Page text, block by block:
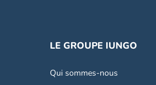
LE GROUPE IUNGO
Qui sommes-nous